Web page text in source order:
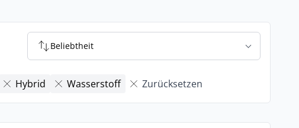
Beliebtheit
Hybrid Wasserstoff Zurücksetzen